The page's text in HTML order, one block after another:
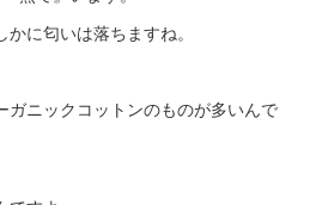
に匂いは落ちますね。
ガニックコットンのものが多いんで